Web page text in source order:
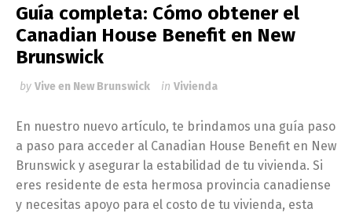
Guía completa: Cómo obtener el
Canadian House Benefit en New
Brunswick
by Vive en New Brunswick in Vivienda
En nuestro nuevo artículo, te brindamos una guía paso
a paso para acceder al Canadian House Benefit en New
Brunswick y asegurar la estabilidad de tu vivienda. Si
eres residente de esta hermosa provincia canadiense
y necesitas apoyo para el costo de tu vivienda, esta